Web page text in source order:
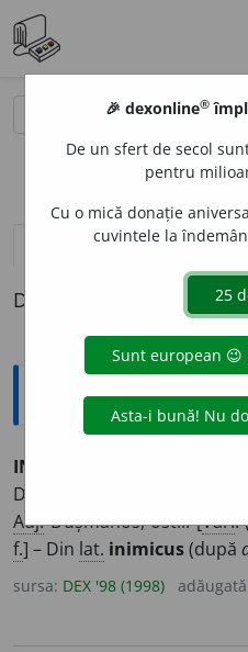
definiții (1) pronunțievolume_up
Definiția cu ID-ul 14180:
Explicative DEX
INAM
Dușman, vrăjmaș (în
Adj.Dușmănos, ostil. [Var.:
f.] – Din lat. inimicus(după
sursa: DEX '98 (1998)
🎉 dexonline®
De un sfert de secol
pentru
Cu o mică donație
cuvintele la